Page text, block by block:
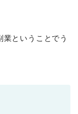
ということでう